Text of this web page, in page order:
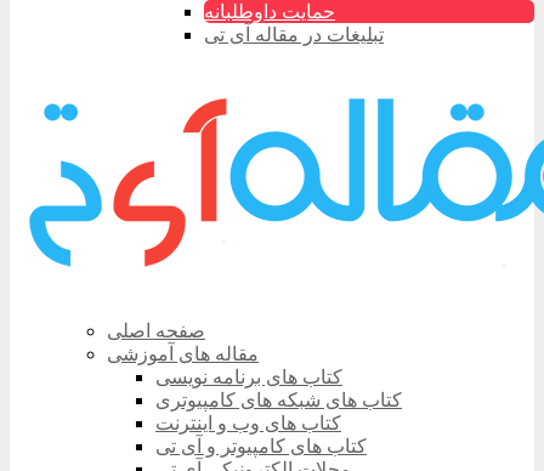
حمایت داوطلبانه
تبلیغات در مقاله آی تی
صفحه اصلی
مقاله های آموزشی
کتاب های برنامه نویسی
کتاب های شبکه های کامپیوتری
کتاب های وب و اینترنت
کتاب های کامپیوتر و آی تی